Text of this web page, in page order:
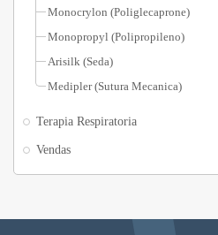
Monocrylon (Poliglecaprone)
Monopropyl (Polipropileno)
Arisilk (Seda)
Medipler (Sutura Mecanica)
Terapia Respiratoria
Vendas